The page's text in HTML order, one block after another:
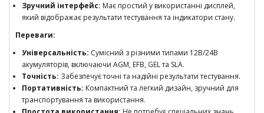
Зручний інтерфейс: Має простий у використанні дисплей,
який відображає результати тестування та індикатори стану.
Переваги:
Універсальність: Сумісний з різними типами 12В/24В
акумуляторів, включаючи AGM, EFB, GEL та SLA.
Точність: Забезпечує точні та надійні результати тестування.
Портативність: Компактний та легкий дизайн, зручний для
транспортування та використання.